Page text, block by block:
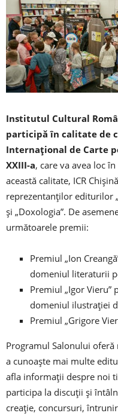
Institutul Cultural
participă în calitate de
Internaţional de Carte
XXIII-a, care va avea loc
această calitate, ICR
reprezentanților editurilor
și „Doxologia”. De
următoarele premii:
Premiul „Ion
domeniul literaturii
Premiul „Igor Vieru”
domeniul ilustraţiei
Premiul „Grigore
Programul Salonului
a cunoaşte mai multe
afla informații despre noi
participa la discuţii şi
creaţie, concursuri,